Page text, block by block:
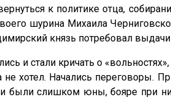
к политике отца,
шурина Михаила
князь потребовал
и стали кричать о
хотел. Начались переговоры.
были слишком юны, бояре при